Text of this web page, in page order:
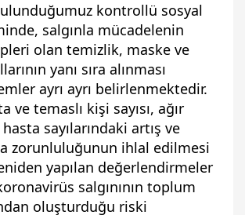
kontrollü sosyal
salgınla mücadelenin
olan temizlik, maske ve
yanı sıra alınması
ayrı ayrı belirlenmektedir.
ve temaslı kişi sayısı, ağır
sayılarındaki artış ve
zorunluluğunun ihlal edilmesi
yapılan değerlendirmeler
salgınının toplum
oluşturduğu riski